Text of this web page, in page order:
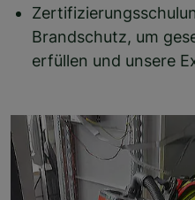
Brandschutz, um
erfüllen und unsere